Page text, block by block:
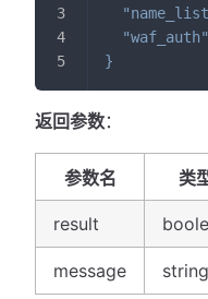
"waf_auth"
}
返回参数：
参数名 类
result
message string